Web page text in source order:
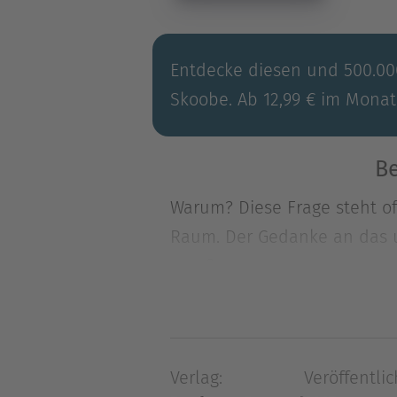
Entdecke diesen und
Skoobe. Ab 12,99 € im
Warum? Diese Frage steht
Raum. Der Gedanke an
Warum? Diese Frage steht
beschließt Hannah
Verlag: